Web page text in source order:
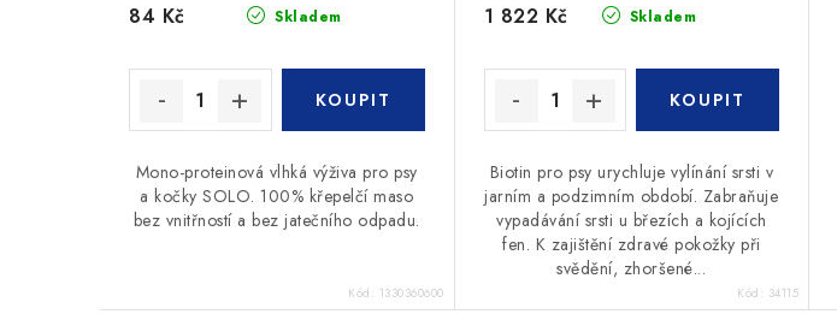
Skladem
84 Kč
Mono-proteinová vlhká výživa pro psy
a kočky SOLO. 100% křepelčí maso
bez vnitřností a bez jatečního odpadu.
Kód: 1330360600
Skladem
1 822 Kč
Biotin pro psy urychluje vylínání srsti v
jarním a podzimním období. Zabraňuje
vypadávání srsti u březích a kojících
fen. K zajištění zdravé pokožky při
svědění, zhoršené...
Kód: 34115